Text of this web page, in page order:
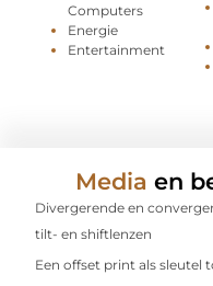
Computers
Energie
Entertainment
Media en
Divergerende en
tilt- en shiftlenzen
Een offset print als sleutel